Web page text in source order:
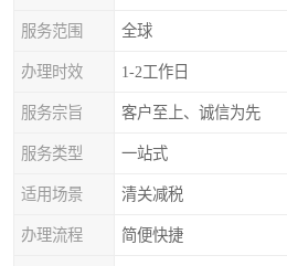
服务范围 全球
办理时效 1-2工作日
服务宗旨 客户至上、诚信为先
服务类型 一站式
适用场景 清关减税
办理流程 简便快捷